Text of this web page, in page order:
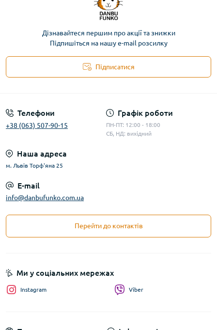
Дізнавайтеся першим про акції та знижки
Підпишіться на нашу e-mail розсилку
Підписатися
Телефони
+38 (063) 507-90-15
Графік роботи
ПН-ПТ: 12:00 - 18:00
СБ, НД: вихідний
Наша адреса
м. Львів Торф'яна 25
E-mail
info@danbufunko.com.ua
Перейти до контактів
Ми у соціальних мережах
Instagram Viber